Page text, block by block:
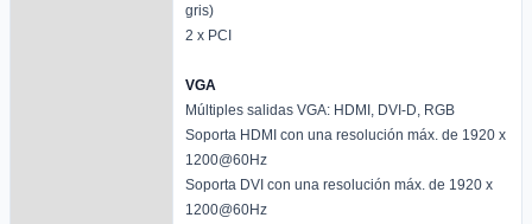
gris)
2 x PCI
VGA
Múltiples salidas VGA: HDMI, DVI-D, RGB
Soporta HDMI con una resolución máx. de 1920 x
1200@60Hz
Soporta DVI con una resolución máx. de 1920 x
1200@60Hz